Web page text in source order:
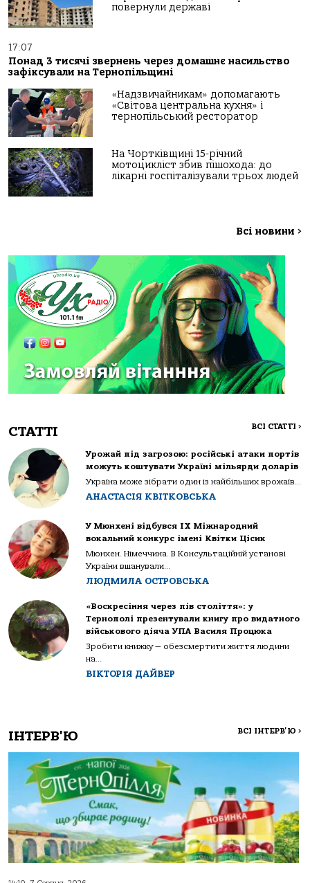
повернули державі
17:07
Понад 3 тисячі звернень через домашнє насильство
зафіксували на Тернопільщині
«Надзвичайникам» допомагають
«Світова центральна кухня» і
тернопільський ресторатор
На Чортківщині 15-річний
мотоцикліст збив пішохода: до
лікарні госпіталізували трьох людей
Всі новини >
СТАТТІ ВСІ СТАТТІ >
Урожай під загрозою: російські атаки портів
можуть коштувати Україні мільярди доларів
Україна може зібрати один із найбільших врожаїв...
АНАСТАСІЯ КВІТКОВСЬКА
У Мюнхені відбувся IX Міжнародний
вокальний конкурс імені Квітки Цісик
Мюнхен. Німеччина. В Консультаційній установі
України вшанували...
ЛЮДМИЛА ОСТРОВСЬКА
«Воскресіння через пів століття»: у
Тернополі презентували книгу про видатного
військового діяча УПА Василя Процюка
Зробити книжку — обезсмертити життя людини
на...
ВІКТОРІЯ ДАЙВЕР
ІНТЕРВ'Ю ВСІ ІНТЕРВ'Ю >